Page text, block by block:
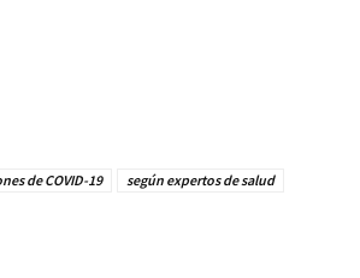
de COVID-19 según expertos de salud